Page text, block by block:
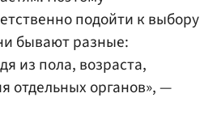
подойти к выбору
бывают разные:
из пола, возраста,
отдельных органов», —